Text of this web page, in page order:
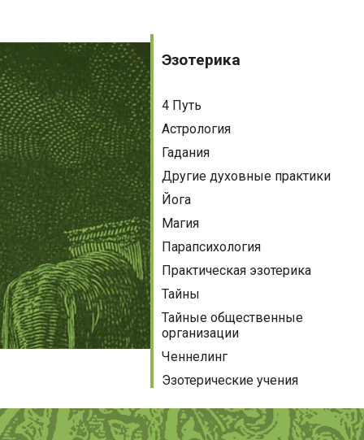
Эзотерика
Эзотерика
4 Путь
Астрология
Гадания
Другие духовные практики
Йога
Магия
Парапсихология
Практическая эзотерика
Тайны
Тайные общественные
организации
Ченнелинг
Эзотерические учения